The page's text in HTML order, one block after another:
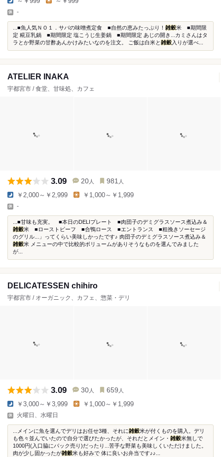
-
...■魚人気ＮＯ１．サバの味噌煮定食 ■自然の恵みたっぷり！ 雑穀米 ■期間限
定 糀豆乳鍋 ■期間限定 塩こうじ生姜鍋 ■期間限定 あじの開き...カミさんはタ
ラとか野菜の甘酢あんかけみたいなのを注文。 ご飯は白米と雑穀入りが選べ...
ATELIER INAKA
宇都宮市 / 食堂、甘味処、カフェ
3.09 20 人 981 人
￥2,000～￥2,999 ￥1,000～￥1,999
-
...■甘味も充実。 ■本日のDELIプレート ■肉団子のデミグラスソース煮込み＆
雑穀米 ■ローストビーフ ■合鴨ロース ■エントランス ■粗挽きソーセージ
のグリル...」ってくらい美味しかったです♪ 肉団子のデミグラスソース煮込み＆
雑穀米 メニューの中で比較的ボリュームがありそうなものを選んでみました
が...
DELICATESSEN chihiro
宇都宮市 / オーガニック、カフェ、惣菜・デリ
3.09 30 人 659 人
￥3,000～￥3,999 ￥1,000～￥1,999
火曜日、水曜日
...メインに魚を選んでデリはお任せ3種、それに雑穀米が付くものを購入。デリ
も色々並んでいたので自分で選びたかったが、それだとメイン・ 雑穀米無しで
1000円(入口脇にパック売り)だったり...苦手な野菜も美味しくいただけました。
肉が少し固かったが雑穀米も好みで 体に良いお弁当です♪♪...